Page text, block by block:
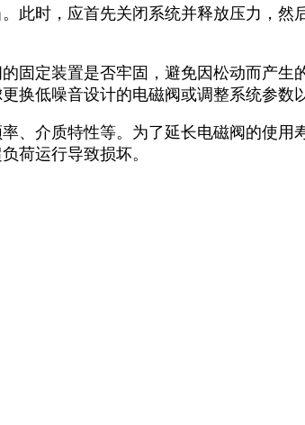
此时，应首先关闭系统并释放压力，
固定装置是否牢固，避免因松动而产
换低噪音设计的电磁阀或调整系统参数
、介质特性等。为了延长电磁阀的使
荷运行导致损坏。